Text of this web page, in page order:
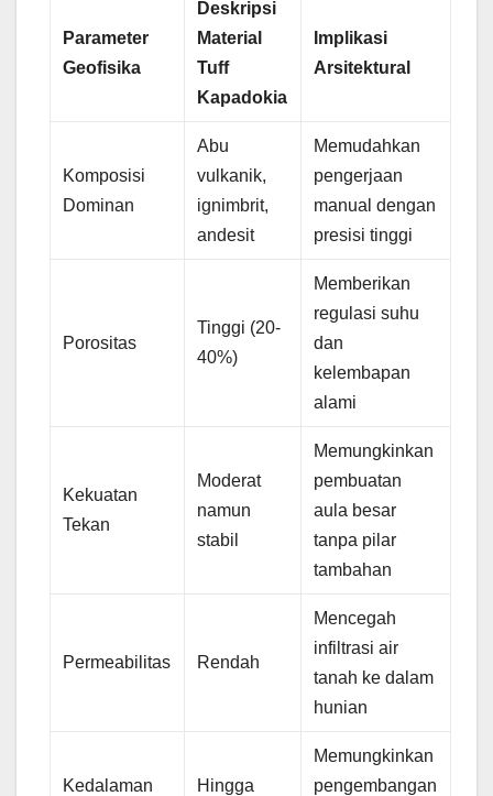
Parameter
Geofisika
Deskripsi
Material
Tuff
Kapadokia
Implikasi
Arsitektural
Komposisi
Dominan
Abu
vulkanik,
ignimbrit,
andesit
Memudahkan
pengerjaan
manual dengan
presisi tinggi
Porositas
Tinggi (20-
40%)
Memberikan
regulasi suhu
dan
kelembapan
alami
Kekuatan
Tekan
Moderat
namun
stabil
Memungkinkan
pembuatan
aula besar
tanpa pilar
tambahan
Permeabilitas Rendah
Mencegah
infiltrasi air
tanah ke dalam
hunian
Kedalaman
Hingga
Memungkinkan
pengembangan